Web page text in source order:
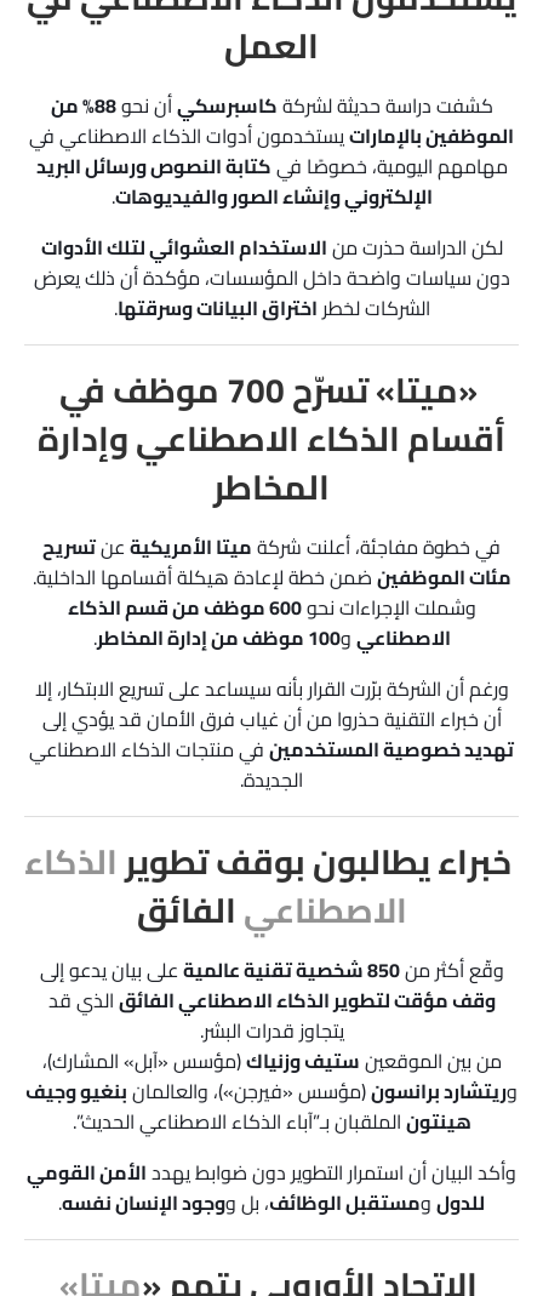
العمل
كشفت دراسة حديثة لشركةكاسبرسكيأن نحو 88% من
الموظفين بالإماراتيستخدمون أدوات الذكاء الاصطناعي في
مهامهم اليومية، خصوصًا فيكتابة النصوص ورسائل البريد
الإلكتروني وإنشاء الصور والفيديوهات.
لكن الدراسة حذرت منالاستخدام العشوائي لتلك الأدوات
دون سياسات واضحة داخل المؤسسات، مؤكدة أن ذلك يعرض
الشركات لخطراختراق البيانات وسرقتها.
«ميتا» تسرّح 700 موظف في
أقسام الذكاء الاصطناعي وإدارة
المخاطر
في خطوة مفاجئة، أعلنت شركةميتا الأمريكيةعنتسريح
مئات الموظفينضمن خطة لإعادة هيكلة أقسامها الداخلية.
وشملت الإجراءات نحو
600 موظف من قسم الذكاء
الاصطناعيو100 موظف من إدارة المخاطر
.
ورغم أن الشركة برّرت القرار بأنه سيساعد على تسريع الابتكار، إلا
أن خبراء التقنية حذروا من أن غياب فرق الأمان قد يؤدي إلى
تهديد خصوصية المستخدمينفي منتجات الذكاء الاصطناعي
الجديدة.
خبراء يطالبون بوقف تطويرالذكاء
الاصطناعيالفائق
وقّع أكثر من850 شخصية تقنية عالمية
على بيان يدعو إلى
وقف مؤقت لتطوير الذكاء الاصطناعي الفائقالذي قد
يتجاوز قدرات البشر.
من بين الموقعينستيف وزنياك(مؤسس «آبل» المشارك)،
وريتشارد برانسون(مؤسس «فيرجن»)، والعالمانبنغيو وجيف
هينتونالملقبان بـ”آباء الذكاء الاصطناعي الحديث”.
وأكد البيان أن استمرار التطوير دون ضوابط يهددالأمن القومي
للدولومستقبل الوظائف، بل ووجود الإنسان نفسه.